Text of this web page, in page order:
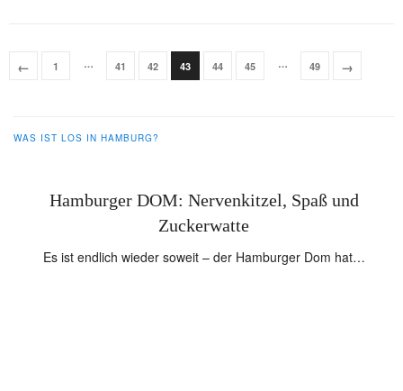
← 1 … 41 42 43 44 45 … 49 →
WAS IST LOS IN HAMBURG?
Hamburger DOM: Nervenkitzel, Spaß und
Zuckerwatte
Es ist endlich wieder soweit – der Hamburger Dom hat…